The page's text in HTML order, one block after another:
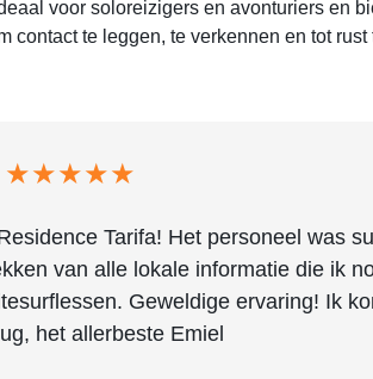
voor soloreizigers en avonturiers en
contact te leggen, te verkennen en tot rust
★★★★★
Tarifa! Het personeel was
van alle lokale informatie die ik
Geweldige ervaring! Ik
het allerbeste Emiel